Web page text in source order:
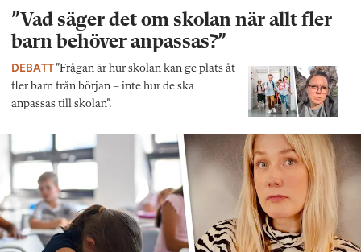
”Vad säger det om skolan när allt fler
barn behöver anpassas?”
DEBATT”Frågan är hur skolan kan ge plats åt
fler barn från början – inte hur de ska
anpassas till skolan”.